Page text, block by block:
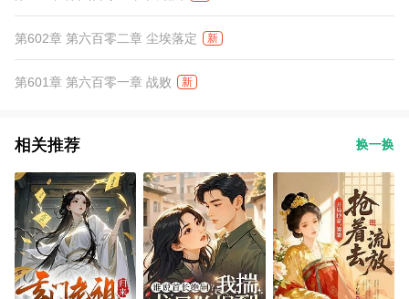
第602章 第六百零二章 尘埃落定 新
第601章 第六百零一章 战败 新
相关推荐 换一换